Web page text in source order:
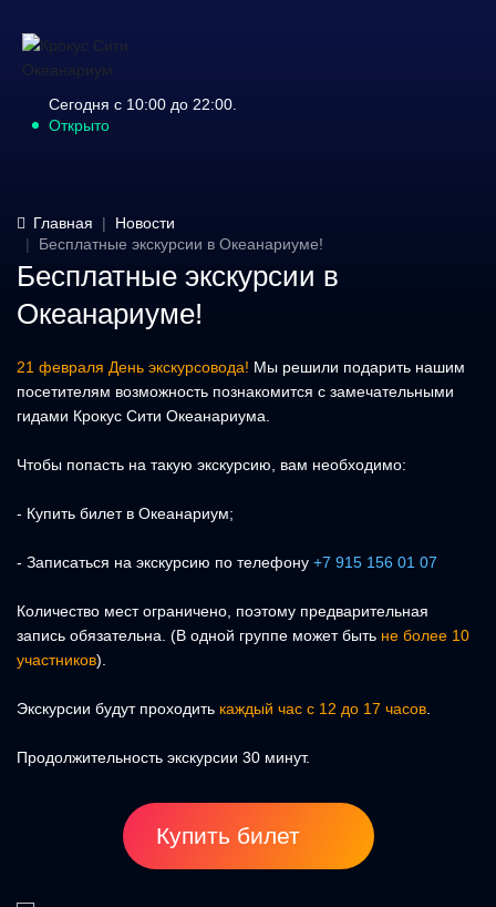
Сегодня с 10:00 до 22:00.
Открыто
Главная
Новости
Бесплатные экскурсии в Океанариуме!
Бесплатные экскурсии в
Океанариуме!
21 февраля День экскурсовода! Мы решили подарить нашим
посетителям возможность познакомится с замечательными
гидами Крокус Сити Океанариума.
Чтобы попасть на такую экскурсию, вам необходимо:
- Купить билет в Океанариум;
- Записаться на экскурсию по телефону +7 915 156 01 07
Количество мест ограничено, поэтому предварительная
запись обязательна. (В одной группе может быть не более 10
участников).
Экскурсии будут проходить каждый час с 12 до 17 часов
Продолжительность экскурсии 30 минут.
Купить билет